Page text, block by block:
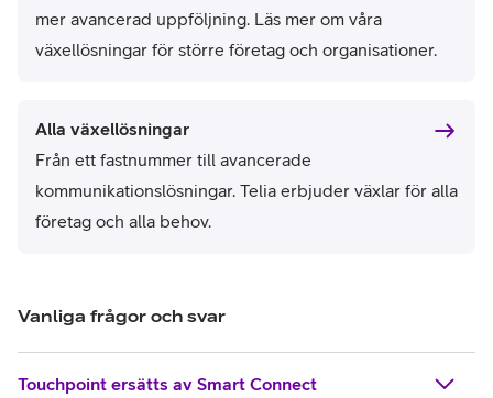
mer avancerad uppföljning. Läs mer om våra
växellösningar för större företag och organisationer.
Alla växellösningar
Från ett fastnummer till avancerade
kommunikationslösningar. Telia erbjuder växlar för alla
företag och alla behov.
Vanliga frågor och svar
Touchpoint ersätts av Smart Connect